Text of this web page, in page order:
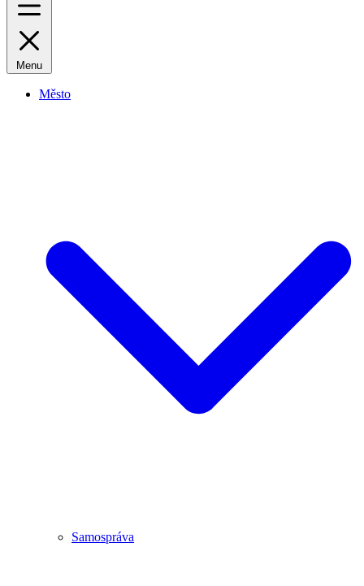
Menu
Město
Samospráva